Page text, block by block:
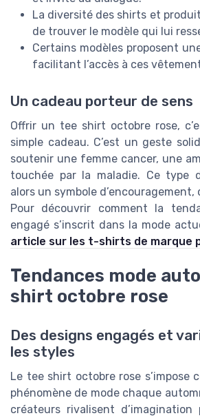
La diversité des shirts et
de trouver le modèle qui lui
Certains modèles proposent
facilitant l’accès à ces
Un cadeau porteur de sens
Offrir un tee shirt octobre rose,
simple cadeau. C’est un geste
soutenir une femme cancer, une
touchée par la maladie. Ce type
alors un symbole
Pour découvrir comment la
engagé s’inscrit dans la mode
article sur les t-shirts de marque
Tendances mode
shirt octobre rose
Des designs engagés et
les styles
Le tee shirt octobre rose s’impose
phénomène de mode chaque
créateurs rivalisent d’imagination